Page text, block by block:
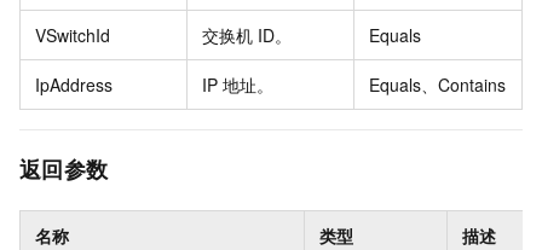
VSwitchId 交换机 ID。 Equals
IpAddress IP 地址。 Equals、Contains
返回参数
名称 类型 描述